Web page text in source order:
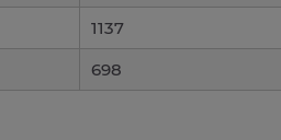
1137
698